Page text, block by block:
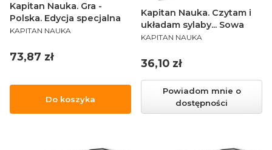
Kapitan Nauka. Gra -
Polska. Edycja specjalna
PRODUCENT
KAPITAN NAUKA
Cena
73,87 zł
Do koszyka
Kapitan Nauka. Czytam i
układam sylaby... Sowa
PRODUCENT
KAPITAN NAUKA
Cena
36,10 zł
Powiadom mnie o
dostępności